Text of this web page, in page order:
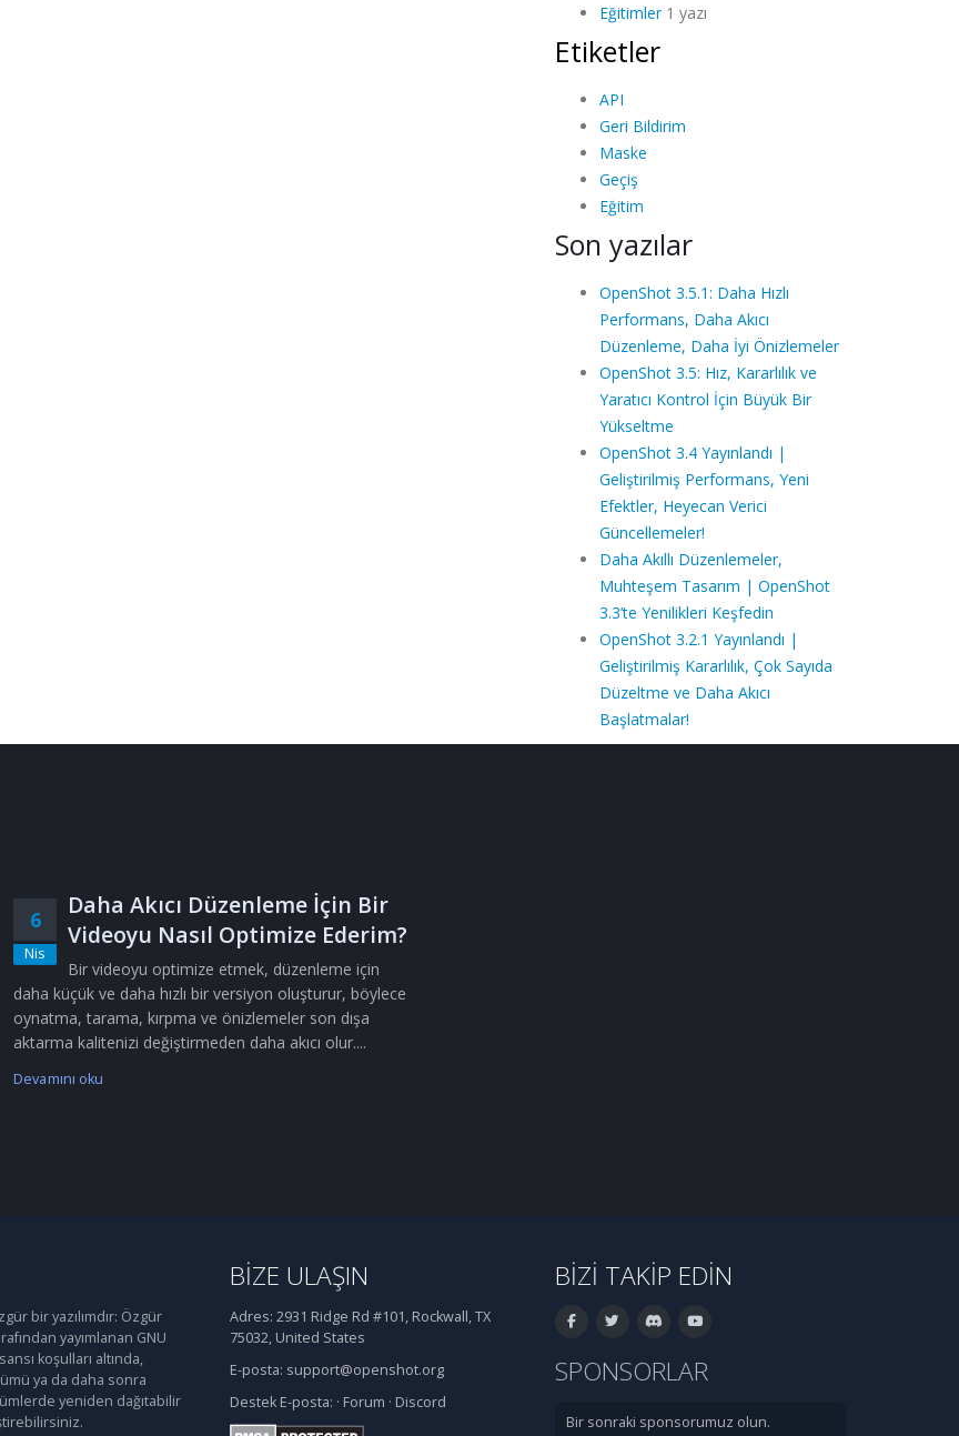
Eğitimler1 yazı
Etiketler
API
Geri Bildirim
Maske
Geçiş
Eğitim
Son yazılar
OpenShot 3.5.1: Daha Hızlı
Performans, Daha Akıcı
Düzenleme, Daha İyi Önizlemeler
OpenShot 3.5: Hız, Kararlılık ve
Yaratıcı Kontrol İçin Büyük Bir
Yükseltme
OpenShot 3.4 Yayınlandı |
Geliştirilmiş Performans, Yeni
Efektler, Heyecan Verici
Güncellemeler!
Daha Akıllı Düzenlemeler,
Muhteşem Tasarım | OpenShot
3.3’te Yenilikleri Keşfedin
OpenShot 3.2.1 Yayınlandı |
Geliştirilmiş Kararlılık, Çok Sayıda
Düzeltme ve Daha Akıcı
Başlatmalar!
6
Nis
Daha Akıcı Düzenleme İçin Bir
Videoyu Nasıl Optimize Ederim?
Bir videoyu optimize etmek, düzenleme için
daha küçük ve daha hızlı bir versiyon oluşturur, böylece
oynatma, tarama, kırpma ve önizlemeler son dışa
aktarma kalitenizi değiştirmeden daha akıcı olur....
Devamını oku
bir yazılımdır: Özgür
yayımlanan GNU
koşulları altında,
ya da daha sonra
yeniden dağıtabilir
BIZE ULAŞIN
Adres: 2931 Ridge Rd #101, Rockwall, TX
75032, United States
E-posta: support@openshot.org
Destek E-posta: · Forum · Discord
BIZI TAKIP EDIN
SPONSORLAR
Bir sonraki sponsorumuz olun.